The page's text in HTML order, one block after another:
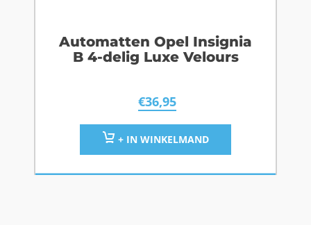
Automatten Opel Insignia
B 4-delig Luxe Velours
€36,95
+ IN WINKELMAND